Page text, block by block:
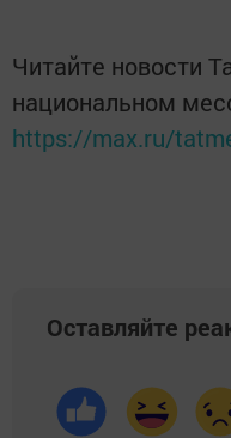
Читайте новости
национальном
https://max.ru/
Оставляйте